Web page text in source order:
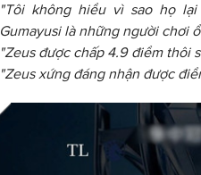
"Tôi không hiểu vì sao họ
Gumayusi là những người chơi
"Zeus được chấp 4.9 điểm thôi
"Zeus xứng đáng nhận được